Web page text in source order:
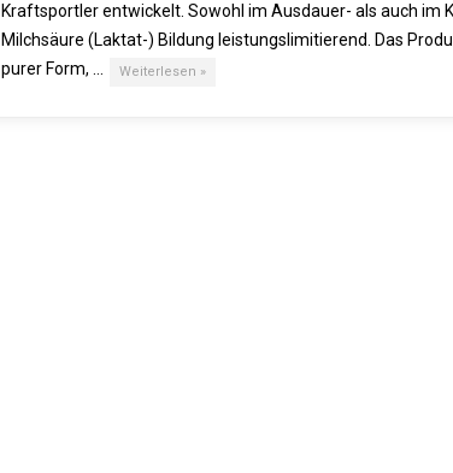
Kraftsportler entwickelt. Sowohl im Ausdauer- als auch im
Milchsäure (Laktat-) Bildung leistungslimitierend. Das
purer Form, …
Weiterlesen »